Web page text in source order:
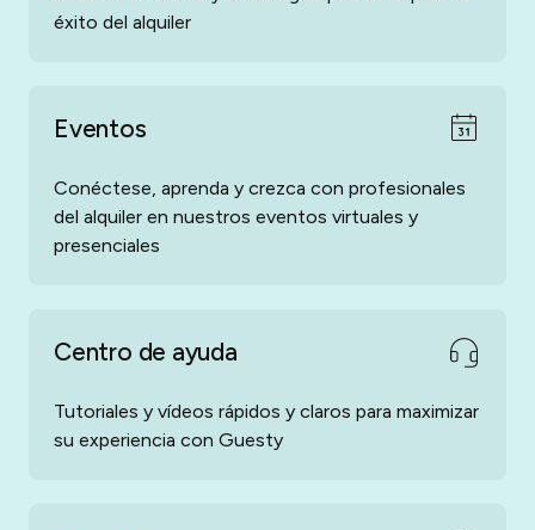
éxito del alquiler
Eventos
Conéctese, aprenda y crezca con profesionales
del alquiler en nuestros eventos virtuales y
presenciales
Centro de ayuda
Tutoriales y vídeos rápidos y claros para maximizar
su experiencia con Guesty